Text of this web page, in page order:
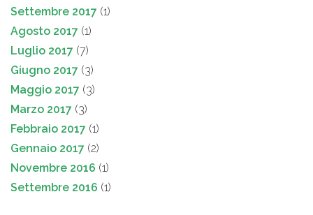
Settembre 2017 (1)
Agosto 2017 (1)
Luglio 2017 (7)
Giugno 2017 (3)
Maggio 2017 (3)
Marzo 2017 (3)
Febbraio 2017 (1)
Gennaio 2017 (2)
Novembre 2016 (1)
Settembre 2016 (1)